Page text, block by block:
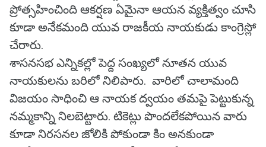
ప్రోత్సహించింది ఆకర్షణ ఏమైనా ఆయన వ్యక్తిత్వం చూసి
కూడా అనేకమంది యువ రాజకీయ నాయకుడు కాంగ్రెస్లో
చేరారు.
శాసనసభ ఎన్నికల్లో పెద్ద సంఖ్యలో నూతన యువ
నాయకులను బరిలో నిలిపారు. వారిలో చాలామంది
విజయం సాధించి ఆ నాయక ద్వయం తమపై పెట్టుకున్న
నమ్మకాన్ని నిలబెట్టారు. టికెట్లు పొందలేకపోయిన వారు
కూడా నిరసనల జోలికి పోకుండా కిం అనకుండా